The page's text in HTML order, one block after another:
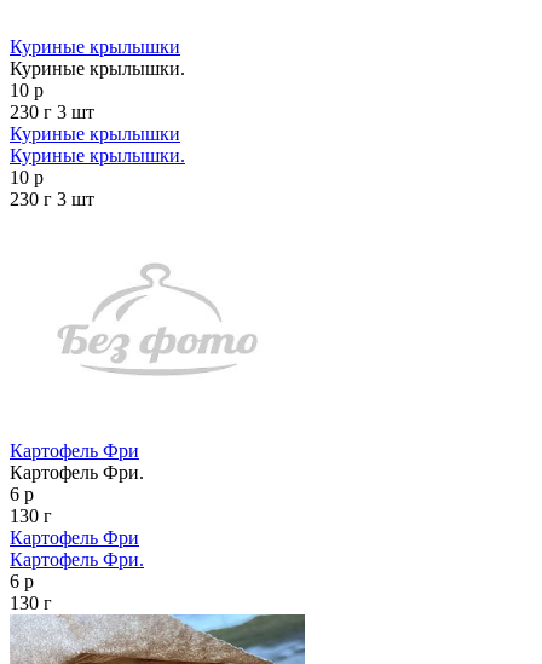
Куриные крылышки
Куриные крылышки.
10 р
230 г 3 шт
Куриные крылышки
Куриные крылышки.
10 р
230 г 3 шт
Картофель Фри
Картофель Фри.
6 р
130 г
Картофель Фри
Картофель Фри.
6 р
130 г